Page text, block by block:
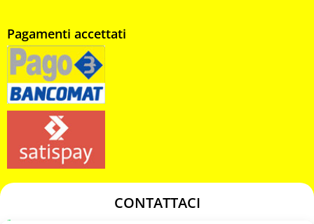
Pagamenti accettati
CONTATTACI